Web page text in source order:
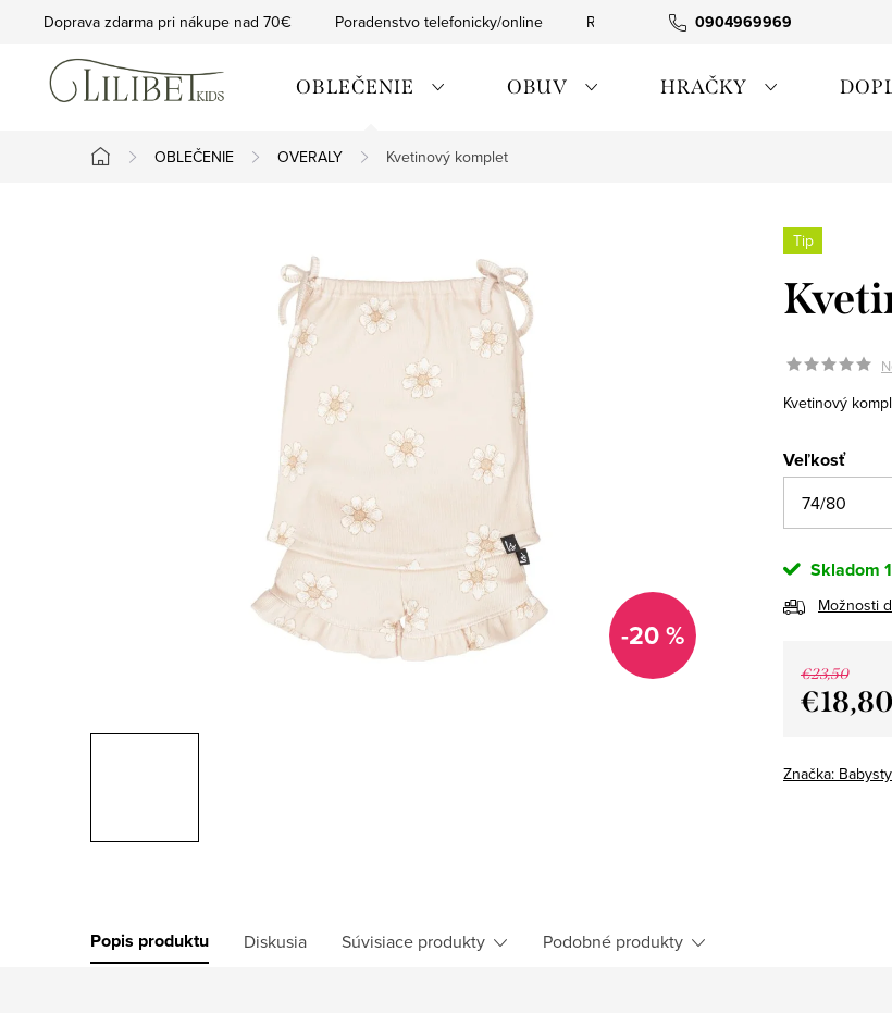
0904969969
Doprava zdarma pri nákupe nad 70€ Poradenstvo telefonicky/online Rýchla expedícia Tovar skladom
OBLEČENIE OBUV HRAČKY
Domov
OBLEČENIE OVERALY Kvetinový komplet
-20 %
Tip
Kvetinový
Veľkosť
Skladom
Možnosti
€23,50
€18,80
Značka:
Popis produktu Diskusia Súvisiace produkty Podobné produkty